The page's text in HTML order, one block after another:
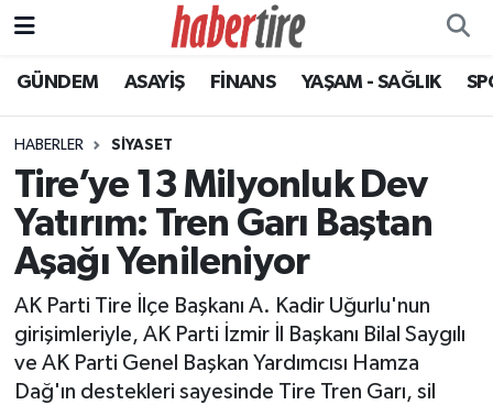
GÜNDEM ASAYİŞ FİNANS YAŞAM - SAĞLIK
HABERLER SİYASET
Tire’ye 13 Milyonluk Dev
Yatırım: Tren Garı Baştan
Aşağı Yenileniyor
AK Parti Tire İlçe Başkanı A. Kadir Uğurlu'nun
girişimleriyle, AK Parti İzmir İl Başkanı Bilal Saygılı
ve AK Parti Genel Başkan Yardımcısı Hamza
Dağ'ın destekleri sayesinde Tire Tren Garı, sil
Tire Nöbetçi Eczaneler
Tire Hava Durumu
Tire Trafik Yoğunluk Haritası
Süper Lig Puan Durumu ve Fikstür
Tüm Manşetler
Son Dakika Haberleri